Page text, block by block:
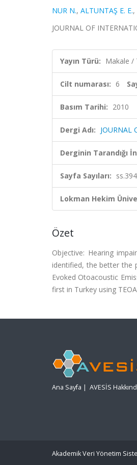
NUR N., ALTUNTAŞ E. E.,
JOURNAL OF
Yayın Türü: Makale /
Cilt numarası: 6
Basım Tarihi: 2010
Dergi Adı: JOURNAL
Derginin Tarandığı
Sayfa Sayıları:
Lokman Hekim
Özet
Objective: Hearing
identified, the better the
Evoked Otoacoustic
first in Turkey using
Ana Sayfa | AVESİS
Akademik Veri Yönetim